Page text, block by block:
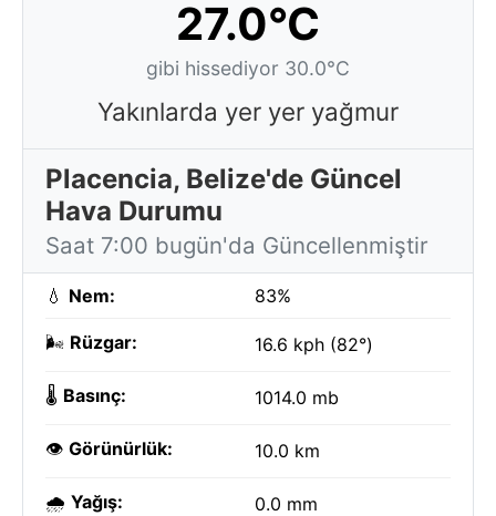
27.0°C
gibi hissediyor 30.0°C
Yakınlarda yer yer yağmur
Placencia, Belize'de Güncel
Hava Durumu
Saat 7:00 bugün'da Güncellenmiştir
💧 Nem: 83%
🌬️ Rüzgar: 16.6 kph (82°)
🌡️ Basınç: 1014.0 mb
👁️ Görünürlük: 10.0 km
🌧️ Yağış: 0.0 mm